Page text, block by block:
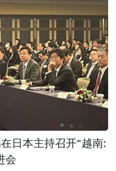
日本主持召开“越南:
会